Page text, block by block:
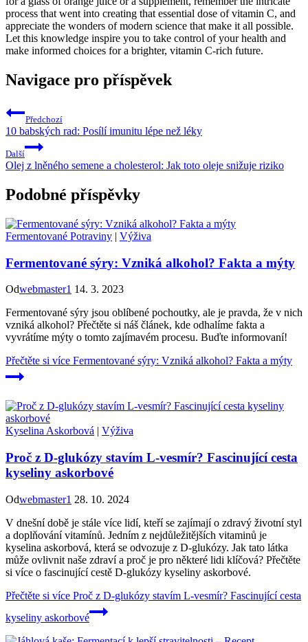
process that went into creating that essential dose of vitamin C, and
appreciate the wonders of modern science that make it all possible.
Let this knowledge inspire you to take control of your health and
make informed choices for a brighter, vitamin C-rich future.
Navigace pro příspěvek
Předchozí
10 babských rad: Posílí imunitu lépe než léky
Další
Olej z lněného semene a cholesterol: Jak toto oleje snižuje riziko
Podobné příspěvky
Fermentované Potraviny | Výživa
Fermentované sýry: Vzniká alkohol? Fakta a mýty
Odwebmaster1 14. 3. 2023
Fermentované sýry jsou oblíbené pochoutky, ale je pravda, že v nich
vzniká alkohol? Přečtěte si náš článek, kde odhalíme fakta a
vyvrátíme mýty o tomto zajímavém procesu. Buďte informovaní!
Přečtěte si více Fermentované sýry: Vzniká alkohol? Fakta a mýty
Kyselina Askorbová | Výživa
Proč z D-glukózy stavím L-vesmír? Fascinující cesta
kyseliny askorbové
Odwebmaster1 28. 10. 2024
V dnešní době je stále více lidí, kteří se zajímají o zdravý životní styl
a doplňování vitamínů. Jedním z nejdůležitějších vitaminů je
kyselina askorbová, která se odvozuje z D-glukózy. Jak tato látka
může ovlivnit naše zdraví a proč je pro některé lidi klíčová? Přečtěte
si více o fascinující cestě D-glukózy kyseliny askorbové.
Přečtěte si více Proč z D-glukózy stavím L-vesmír? Fascinující cesta
kyseliny askorbové